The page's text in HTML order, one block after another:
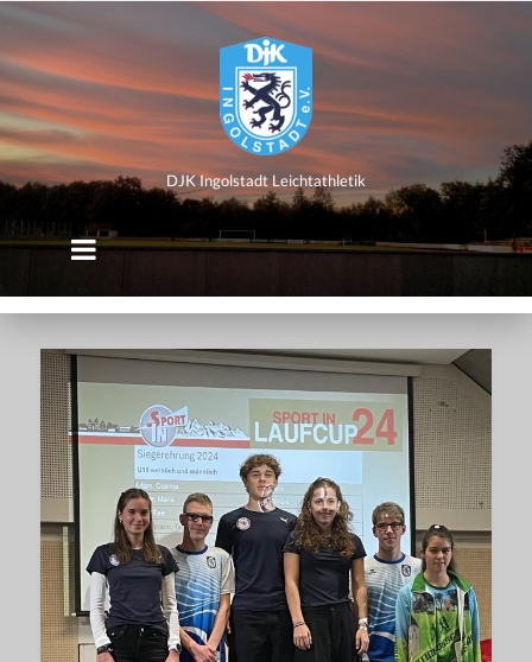
DJK
Ingolstadt
Leichtathletik
DJK Ingolstadt Leichtathletik